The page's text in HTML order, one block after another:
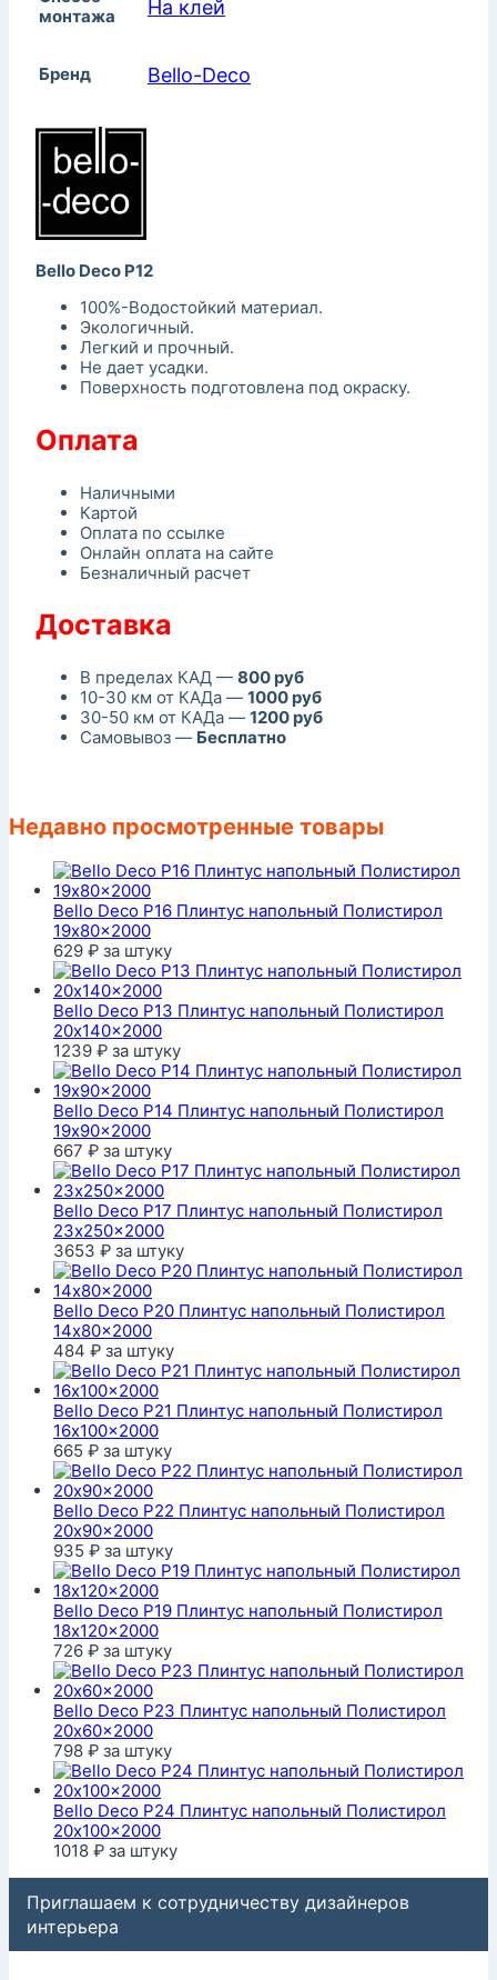
монтажа
На клей
Бренд Bello-Decо
Bello Deco P12
100%-Водостойкий материал.
Экологичный.
Легкий и прочный.
Не дает усадки.
Поверхность подготовлена под окраску.
Оплата
Наличными
Картой
Оплата по ссылке
Онлайн оплата на сайте
Безналичный расчет
Доставка
В пределах КАД — 800 руб
10-30 км от КАДа — 1000 руб
30-50 км от КАДа — 1200 руб
Самовывоз — Бесплатно
Недавно просмотренные товары
Bello Deco P16 Плинтус напольный Полистирол
19x80x2000
629 ₽ за штуку
Bello Deco P13 Плинтус напольный Полистирол
20x140x2000
1239 ₽ за штуку
Bello Deco P14 Плинтус напольный Полистирол
19x90x2000
667 ₽ за штуку
Bello Deco P17 Плинтус напольный Полистирол
23x250x2000
3653 ₽ за штуку
Bello Deco P20 Плинтус напольный Полистирол
14x80x2000
484 ₽ за штуку
Bello Deco P21 Плинтус напольный Полистирол
16x100x2000
665 ₽ за штуку
Bello Deco P22 Плинтус напольный Полистирол
20x90x2000
935 ₽ за штуку
Bello Deco P19 Плинтус напольный Полистирол
18x120x2000
726 ₽ за штуку
Bello Deco P23 Плинтус напольный Полистирол
20x60x2000
798 ₽ за штуку
Bello Deco P24 Плинтус напольный Полистирол
20x100x2000
1018 ₽ за штуку
Приглашаем к сотрудничеству дизайнеров
интерьера